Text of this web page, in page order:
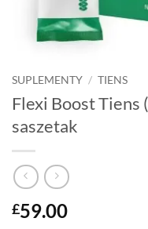
SUPLEMENTY / TIENS
Flexi Boost Tiens
saszetak
£59.00